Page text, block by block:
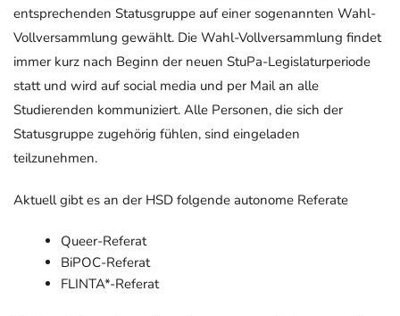
entsprechenden Statusgruppe auf einer sogenannten Wahl-
Vollversammlung gewählt. Die Wahl-Vollversammlung findet
immer kurz nach Beginn der neuen StuPa-Legislaturperiode
statt und wird auf social media und per Mail an alle
Studierenden kommuniziert. Alle Personen, die sich der
Statusgruppe zugehörig fühlen, sind eingeladen
teilzunehmen.
Aktuell gibt es an der HSD folgende autonome Referate
Queer-Referat
BiPOC-Referat
FLINTA*-Referat